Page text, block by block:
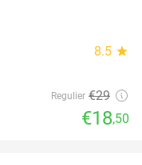
8.5 star
Regulier €29
€18,50